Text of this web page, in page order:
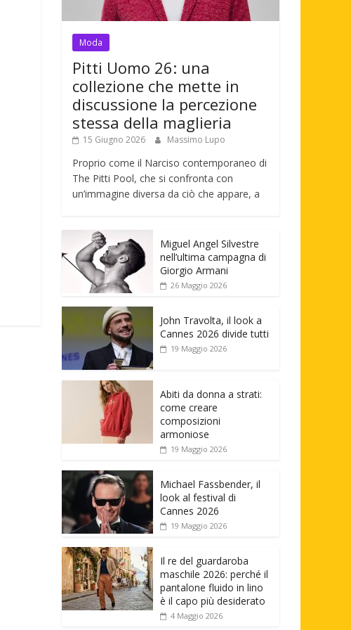
Moda
Pitti Uomo 26: una
collezione che mette in
discussione la percezione
stessa della maglieria
15 Giugno 2026 Massimo Lupo
Proprio come il Narciso contemporaneo di
The Pitti Pool, che si confronta con
un’immagine diversa da ciò che appare, a
Miguel Angel Silvestre
nell’ultima campagna di
Giorgio Armani
26 Maggio 2026
John Travolta, il look a
Cannes 2026 divide tutti
19 Maggio 2026
Abiti da donna a strati:
come creare
composizioni
armoniose
19 Maggio 2026
Michael Fassbender, il
look al festival di
Cannes 2026
19 Maggio 2026
Il re del guardaroba
maschile 2026: perché il
pantalone fluido in lino
è il capo più desiderato
4 Maggio 2026